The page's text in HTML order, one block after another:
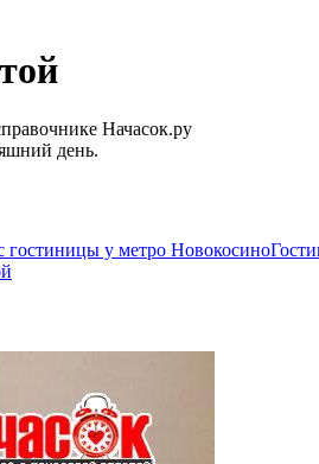
Начасок.ру
день.
гостиницы у метро Новокосино